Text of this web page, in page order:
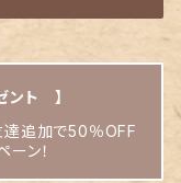
ント 】
達追加で50％OFF
ーン！